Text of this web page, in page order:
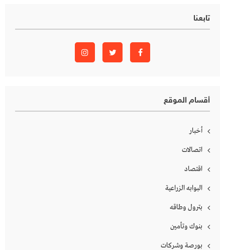
تابعنا
أقسام الموقع
أخبار
اتصالات
اقتصاد
البوابه الزراعية
بترول وطاقه
بنوك وتأمين
بورصة وشركات